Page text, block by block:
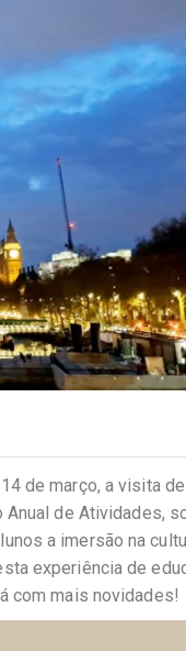
de março, a visita
Anual de Atividades,
a imersão na
experiência de
com mais novidades!